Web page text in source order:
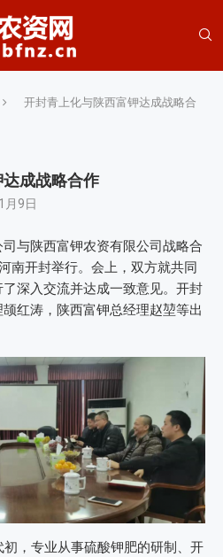
开封青上化与陕西富钾达成战略合
成战略合作
月9日
与陕西富钾农资有限公司战略合
南开封举行。会上，双方就共同
深入交流并达成一致意见。开封
红涛，陕西富钾总经理赵堃等出
，专业从事硫酸钾肥的研制、开